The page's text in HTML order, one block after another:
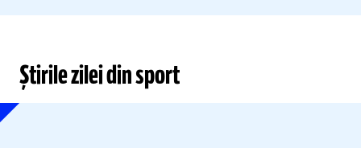
Știrile zilei din sport